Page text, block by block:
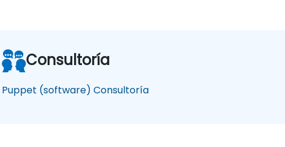
Consultoría
Puppet (software) Consultoría